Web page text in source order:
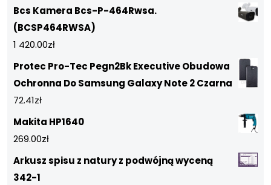
Bcs Kamera Bcs-P-464Rwsa.
(BCSP464RWSA)
1 420.00zł
Protec Pro-Tec Pegn2Bk Executive Obudowa
Ochronna Do Samsung Galaxy Note 2 Czarna
72.41zł
Makita HP1640
269.00zł
Arkusz spisu z natury z podwójną wyceną
342-1